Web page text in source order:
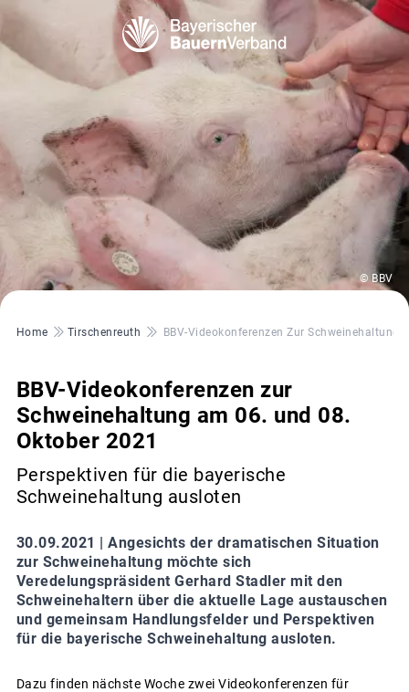
© BBV
Pfadnavigation
Home Tirschenreuth BBV-Videokonferenzen Zur Schweinehaltung
BBV-Videokonferenzen zur
Schweinehaltung am 06. und 08.
Oktober 2021
Perspektiven für die bayerische
Schweinehaltung ausloten
30.09.2021 | Angesichts der dramatischen Situation
zur Schweinehaltung möchte sich
Veredelungspräsident Gerhard Stadler mit den
Schweinehaltern über die aktuelle Lage austauschen
und gemeinsam Handlungsfelder und Perspektiven
für die bayerische Schweinehaltung ausloten.
Dazu finden nächste Woche zwei Videokonferenzen für